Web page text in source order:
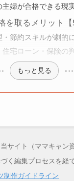
主婦が合格できる現
を取るメリット【
・節約スキルが劇的
宅ローン・保険の
もっと見る
サイト（ママキャン
く編集プロセスを経
制作ガイドライン